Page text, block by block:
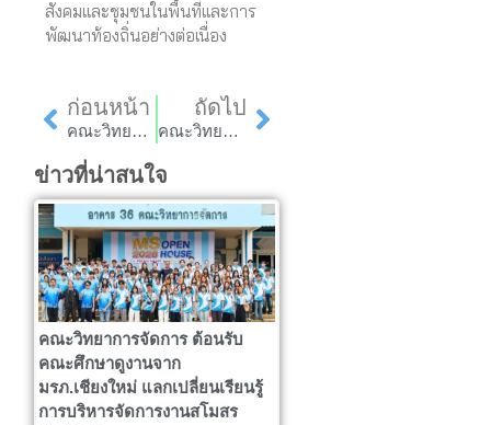
สังคมและชุมชนในพื้นที่และการ
พัฒนาท้องถิ่นอย่างต่อเนื่อง
Prev
ก่อนหน้า
คณะวิทยาการจัดการ มหาวิทยาลัยราชภัฏลำปาง ร่วมกับสภาวิชาชีพบัญชีฯ จัดโครงการถ่ายทอดเทคโนโลยีและเสวนาการยกระดับคุณภาพข้อมูลทางบัญชีฯ
ถัดไป
คณะวิทยาการจัดการ จัดโครงการส่งเสริมสมรรถนะและทักษะการใช้ภาษาอังกฤษให้กับนักศึกษา เพื่อเตรียมความพร้อมสำหรับการสอบวัดระดับภาษาอังกฤษ
Next
ข่าวที่น่าสนใจ
คณะวิทยาการจัดการ ต้อนรับ
คณะศึกษาดูงานจาก
มรภ.เชียงใหม่ แลกเปลี่ยนเรียนรู้
การบริหารจัดการงานสโมสร